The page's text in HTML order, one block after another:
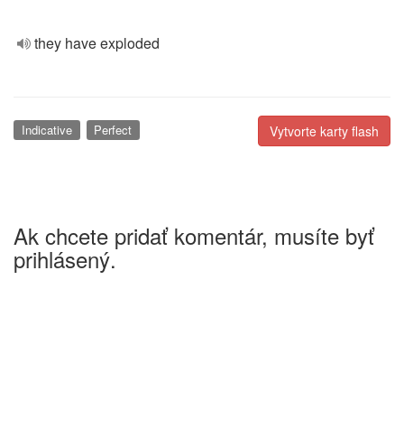
they have exploded
Vytvorte karty flash
Indicative Perfect
Ak chcete pridať komentár, musíte byť
prihlásený.